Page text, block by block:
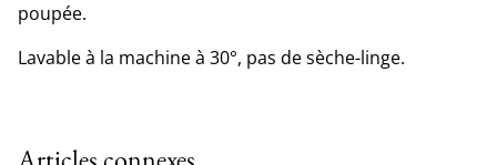
poupée.
Lavable à la machine à 30°, pas de sèche-linge.